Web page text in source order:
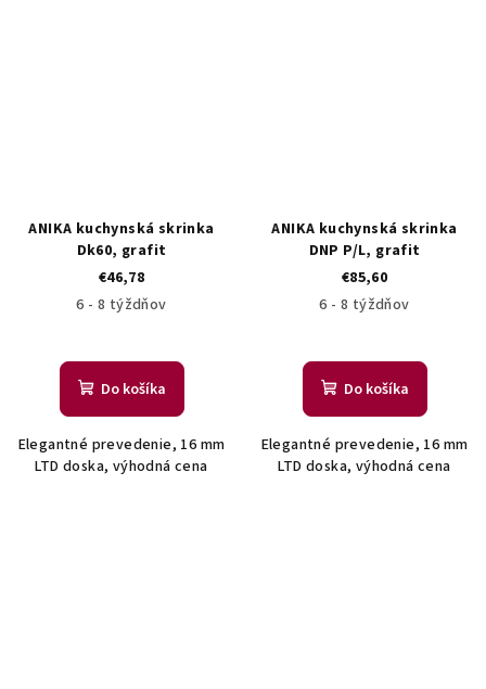
ANIKA kuchynská skrinka
Dk60, grafit
€46,78
6 - 8 týždňov
Do košíka
Elegantné prevedenie, 16 mm
LTD doska, výhodná cena
ANIKA kuchynská skrinka
DNP P/L, grafit
€85,60
6 - 8 týždňov
Do košíka
Elegantné prevedenie, 16 mm
LTD doska, výhodná cena